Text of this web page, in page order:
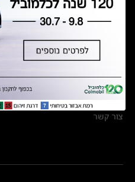
מצאו אותנו
אולמות תצוגה
מרכזי שירות
צור קשר